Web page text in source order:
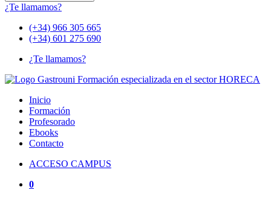
¿Te llamamos?
(+34) 966 305 665
(+34) 601 275 690
¿Te llamamos?
Inicio
Formación
Profesorado
Ebooks
Contacto
ACCESO CAMPUS
0